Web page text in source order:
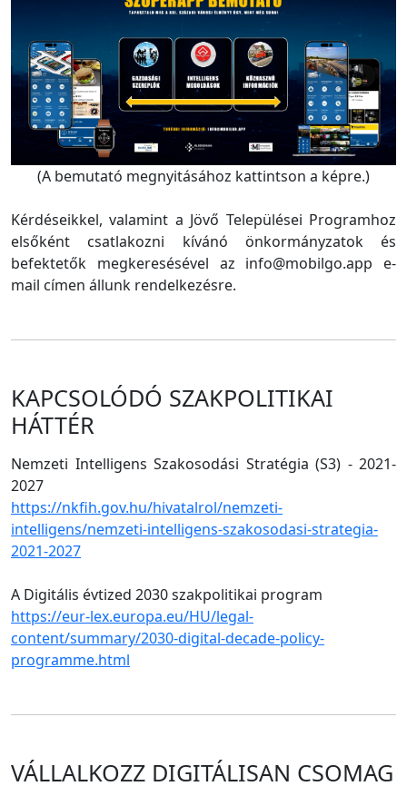
(A bemutató megnyitásához kattintson a képre.)
Kérdéseikkel, valamint a Jövő Települései Programhoz
elsőként csatlakozni kívánó önkormányzatok és
befektetők megkeresésével az info@mobilgo.app e-
mail címen állunk rendelkezésre.
KAPCSOLÓDÓ SZAKPOLITIKAI
HÁTTÉR
Nemzeti Intelligens Szakosodási Stratégia (S3) - 2021-
2027
https://nkfih.gov.hu/hivatalrol/nemzeti-
intelligens/nemzeti-intelligens-szakosodasi-strategia-
2021-2027
A Digitális évtized 2030 szakpolitikai program
https://eur-lex.europa.eu/HU/legal-
content/summary/2030-digital-decade-policy-
programme.html
VÁLLALKOZZ DIGITÁLISAN CSOMAG